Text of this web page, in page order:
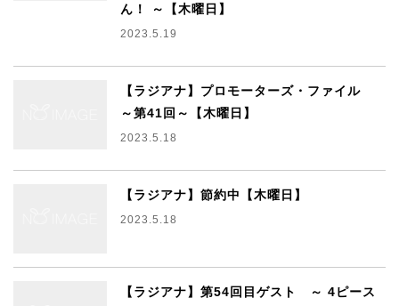
ん！ ～【木曜日】
2023.5.19
【ラジアナ】プロモーターズ・ファイル
～第41回～【木曜日】
2023.5.18
【ラジアナ】節約中【木曜日】
2023.5.18
【ラジアナ】第54回目ゲスト ～ 4ピース